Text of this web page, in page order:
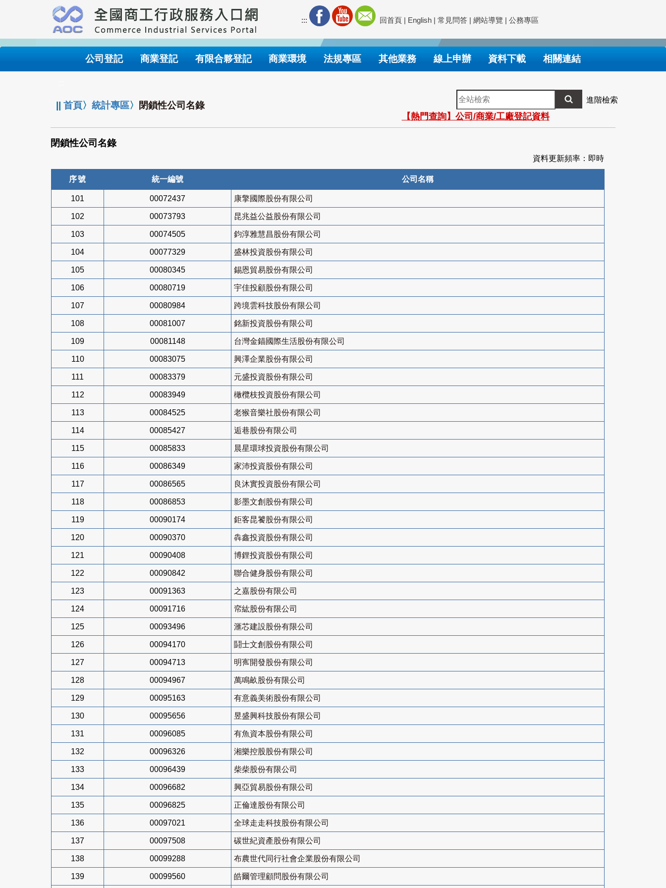
要
內
::: 回首頁 | English | 常見問答 | 網站導覽 | 公務專區
公司登記 商業登記 有限合夥登記 商業環境 法規專區 其他業務 線上申辦 資料下載 相關連結
||首頁〉統計專區〉 閉鎖性公司名錄
全
站
檢
索
進階檢索
【熱門查詢】公司/商業/工廠登記資料
閉鎖性公司名錄
資料更新頻率：即時
序號 統一編號 公司名稱
101 00072437 康擎國際股份有限公司
102 00073793 昆兆益公益股份有限公司
103 00074505 鈞淳雅慧昌股份有限公司
104 00077329 盛林投資股份有限公司
105 00080345 錫恩貿易股份有限公司
106 00080719 宇佳投顧股份有限公司
107 00080984 跨境雲科技股份有限公司
108 00081007 銘新投資股份有限公司
109 00081148 台灣金錨國際生活股份有限公司
110 00083075 興澤企業股份有限公司
111 00083379 元盛投資股份有限公司
112 00083949 橄欖枝投資股份有限公司
113 00084525 老猴音樂社股份有限公司
114 00085427 逅巷股份有限公司
115 00085833 晨星環球投資股份有限公司
116 00086349 家沛投資股份有限公司
117 00086565 良沐實投資股份有限公司
118 00086853 影墨文創股份有限公司
119 00090174 鉅客昆饕股份有限公司
120 00090370 犇鑫投資股份有限公司
121 00090408 博鋰投資股份有限公司
122 00090842 聯合健身股份有限公司
123 00091363 之嘉股份有限公司
124 00091716 帟紘股份有限公司
125 00093496 滙芯建設股份有限公司
126 00094170 鬪士文創股份有限公司
127 00094713 明寯開發股份有限公司
128 00094967 萬鳴畝股份有限公司
129 00095163 有意義美術股份有限公司
130 00095656 昱盛興科技股份有限公司
131 00096085 有魚資本股份有限公司
132 00096326 湘樂控股股份有限公司
133 00096439 柴柴股份有限公司
134 00096682 興亞貿易股份有限公司
135 00096825 正倫達股份有限公司
136 00097021 全球走走科技股份有限公司
137 00097508 碳世紀資產股份有限公司
138 00099288 布農世代同行社會企業股份有限公司
139 00099560 皓爾管理顧問股份有限公司